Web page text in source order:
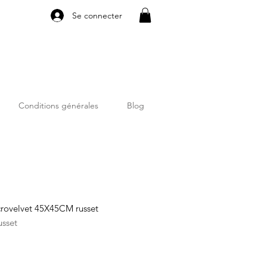
Se connecter
Conditions générales Blog
45X45CM russet